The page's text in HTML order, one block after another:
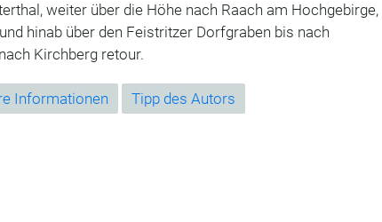
weiter über die Höhe nach Raach am Hochgebirge,
hinab über den Feistritzer Dorfgraben bis nach
Kirchberg retour.
Informationen Tipp des Autors